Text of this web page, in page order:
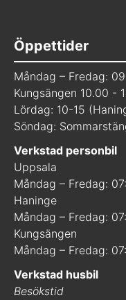
Öppettider
Måndag – Fredag:
Kungsängen 10.00 -
Lördag: 10-15
Söndag:
Verkstad personbil
Uppsala
Måndag – Fredag:
Haninge
Måndag – Fredag:
Kungsängen
Måndag – Fredag:
Verkstad husbil
Besökstid